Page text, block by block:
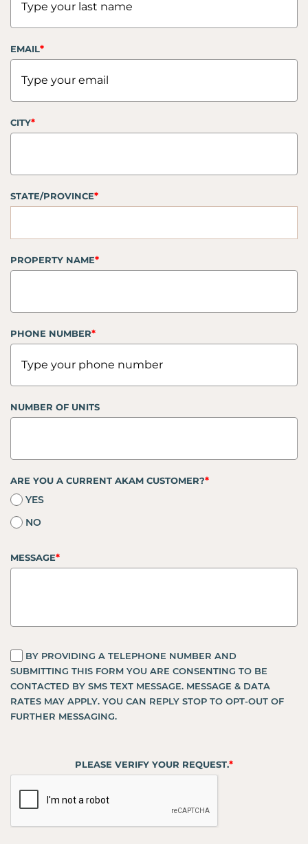
EMAIL*
CITY*
STATE/PROVINCE*
PROPERTY NAME*
PHONE NUMBER*
NUMBER OF UNITS
ARE YOU A CURRENT AKAM CUSTOMER?*
YES
NO
MESSAGE*
BY PROVIDING A TELEPHONE NUMBER AND
SUBMITTING THIS FORM YOU ARE CONSENTING TO BE
CONTACTED BY SMS TEXT MESSAGE. MESSAGE & DATA
RATES MAY APPLY. YOU CAN REPLY STOP TO OPT-OUT OF
FURTHER MESSAGING.
PLEASE VERIFY YOUR REQUEST.*